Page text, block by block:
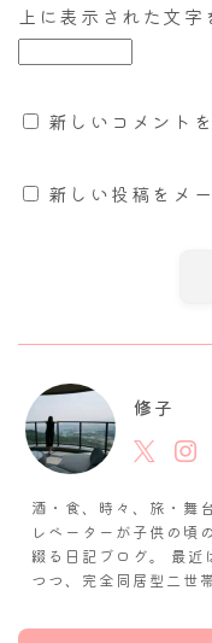
上に表示された文字
新しいコメント
新しい投稿をメ
修子
酒・食、時々、旅・舞
レベーターが子供の頃
綴る日記ブログ。 最近
つつ、完全同居型二世